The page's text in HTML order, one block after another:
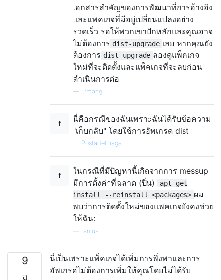
เอกสารสำคัญของการพัฒนาที่การอ้างอิง
และแพคเกจที่มีอยู่เปลี่ยนแปลงอย่าง
รวดเร็ว รอให้พวกเขาปักหลักและคุณอาจ
ไม่ต้องการ dist-upgrade เลย หากคุณยัง
ต้องการ dist-upgrade ลองดูแพ็คเกจ
ใหม่ที่จะติดตั้งและแพ็คเกจที่จะลบก่อน
ดำเนินการต่อ
— Umang
นี่คือกรณีของฉันเพราะฉันได้รับข้อความ
"เก็บกลับ" โดยใช้การอัพเกรด dist
— Postadelmaga
ในกรณีที่มีปัญหานี้เกิดจากการ messup
มีการตั้งค่าที่ฉลาด (ปิ่น)
apt-get
install --reinstall <packages> ผม
พบว่าการติดตั้งใหม่ของแพคเกจยังคงช่วย
ให้ฉัน:
tanius
9
นี่เป็นเพราะแพ็คเกจได้เพิ่มการพึ่งพาและการ
อัพเกรดไม่ต้องการเพิ่มให้คุณโดยไม่ได้รับ